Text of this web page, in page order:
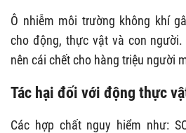
Ô nhiễm môi trường không khí
cho động, thực vật và con
nên cái chết cho hàng triệu người
Tác hại đối với động thực
Các hợp chất nguy hiểm như: